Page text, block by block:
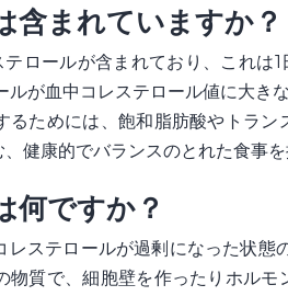
含まれていますか？
ロールが含まれており、これ
が血中コレステロール値に大き
るためには、飽和脂肪酸やトラ
健康的でバランスのとれた食事を
何ですか？
ステロールが過剰になった状態
物質で、細胞壁を作ったりホル